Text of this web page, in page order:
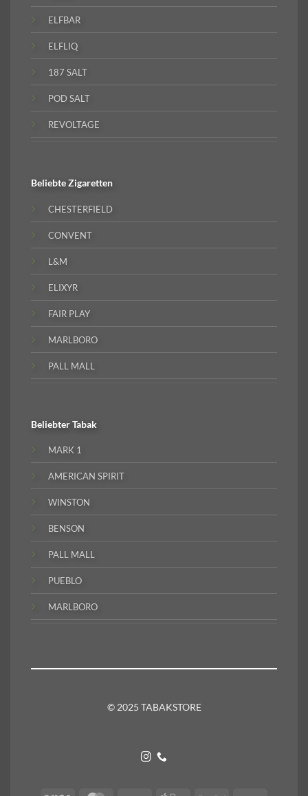
ELFBAR
ELFLIQ
187 SALT
POD SALT
REVOLTAGE
BeliebteZigaretten
CHESTERFIELD
CONVENT
L&M
ELIXYR
FAIR PLAY
MARLBORO
PALL MALL
BeliebterTabak
MARK 1
AMERICAN SPIRIT
WINSTON
BENSON
PALL MALL
PUEBLO
MARLBORO
© 2025 TABAKSTORE